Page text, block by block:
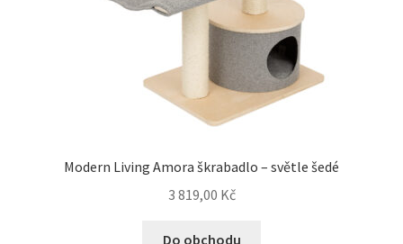
Modern Living Amora škrabadlo – světle šedé
3 819,00 Kč
Do obchodu